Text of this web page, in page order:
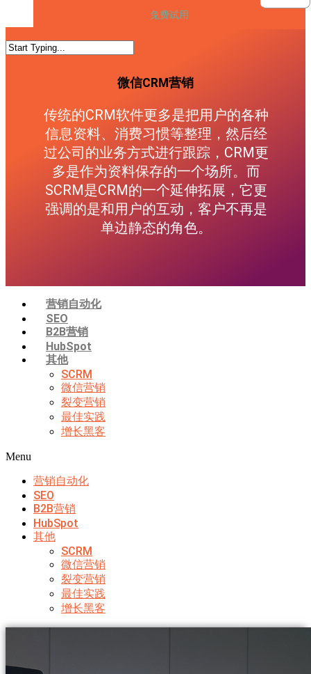
免费试用
微信CRM营销
传统的CRM软件更多是把用户的各种
信息资料、消费习惯等整理，然后经
过公司的业务方式进行跟踪，CRM更
多是作为资料保存的一个场所。而
SCRM是CRM的一个延伸拓展，它更
强调的是和用户的互动，客户不再是
单边静态的角色。
营销自动化
SEO
B2B营销
HubSpot
其他
SCRM
微信营销
裂变营销
最佳实践
增长黑客
Menu
营销自动化
SEO
B2B营销
HubSpot
其他
SCRM
微信营销
裂变营销
最佳实践
增长黑客